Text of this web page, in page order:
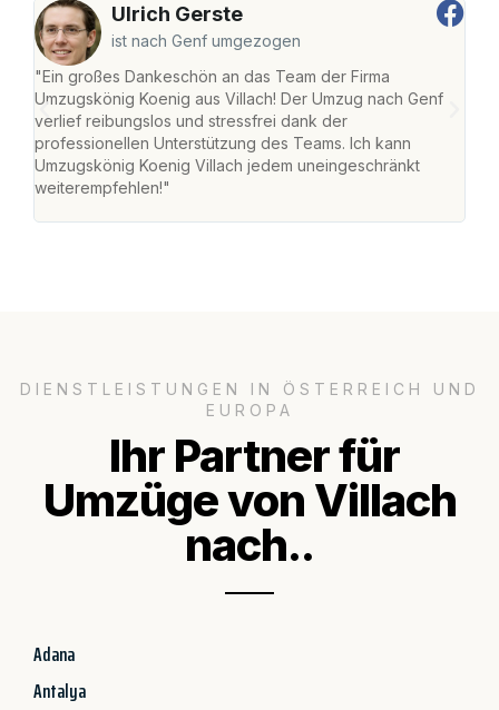
Ulrich Gerste
ist nach Genf umgezogen
"Ein großes Dankeschön an das Team der Firma
Umzugskönig Koenig aus Villach! Der Umzug nach Genf
verlief reibungslos und stressfrei dank der
professionellen Unterstützung des Teams. Ich kann
Umzugskönig Koenig Villach jedem uneingeschränkt
weiterempfehlen!"
DIENSTLEISTUNGEN IN ÖSTERREICH UND
EUROPA
Ihr Partner für
Umzüge von Villach
nach..
Adana
Antalya